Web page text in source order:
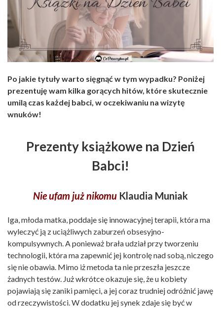
Po jakie tytuły warto sięgnąć w tym wypadku? Poniżej
prezentuję wam kilka gorących hitów, które skutecznie
umilą czas każdej babci, w oczekiwaniu na wizytę
wnuków!
Prezenty książkowe na Dzień
Babci!
Nie ufam już nikomu Klaudia Muniak
Iga, młoda matka, poddaje się innowacyjnej terapii, która ma
wyleczyć ją z uciążliwych zaburzeń obsesyjno-
kompulsywnych. A ponieważ brała udział przy tworzeniu
technologii, która ma zapewnić jej kontrolę nad sobą, niczego
się nie obawia. Mimo iż metoda ta nie przeszła jeszcze
żadnych testów. Już wkrótce okazuje się, że u kobiety
pojawiają się zaniki pamięci, a jej coraz trudniej odróżnić jawę
od rzeczywistości. W dodatku jej synek zdaje się być w